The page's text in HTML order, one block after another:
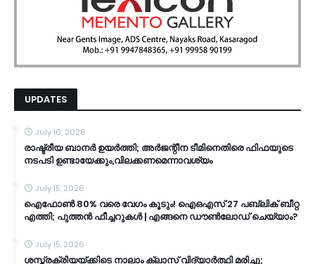
UPDATES
July 16, 2026
രാഷ്ട്രീയ ബാനർ ഉയർത്തി; അർജന്റീന ടീമിനെതിരെ ഫിഫയുടെ
നടപടി ഉണ്ടായേക്കും,വിലക്കണമെന്നാവശ്യം
July 15, 2026
ഐഫോൺ 80% വരെ വേഗം കൂടും! ഐഒഎസ് 27 പബ്ലിക് ബീറ്റ
എത്തി; പുത്തൻ ഫീച്ചറുകൾ | എങ്ങനെ ഡൗൺലോഡ് ചെയ്യാം?
July 15, 2026
ശസ്ത്രക്രിയയ്ക്കിടെ നാലാം ക്ലാസ് വിദ്യാർത്ഥി മരിച്ചു;